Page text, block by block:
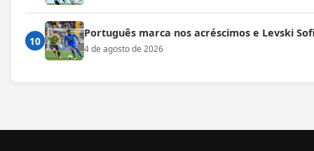
10
Português marca nos acréscimos e Levski
4 de agosto de 2026